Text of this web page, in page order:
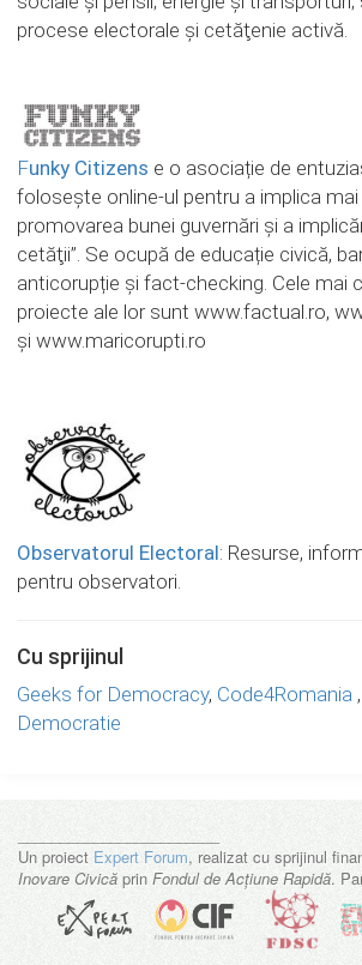
procese electorale şi cetăţenie activă.
Funky Citizens e o asociație de
folosește online-ul pentru a implica
promovarea bunei guvernări şi a
cetăţii”. Se ocupă de educație civică,
anticorupție și fact-checking. Cele mai
proiecte ale lor sunt www.factual.ro,
și www.maricorupti.ro
Observatorul Electoral: Resurse,
pentru observatori.
Cu sprijinul
Geeks for Democracy, Code4Romania ,
Democratie
Un proiect Expert Forum, realizat cu sprijinul
Inovare Civică prin Fondul de Acțiune Rapidă.